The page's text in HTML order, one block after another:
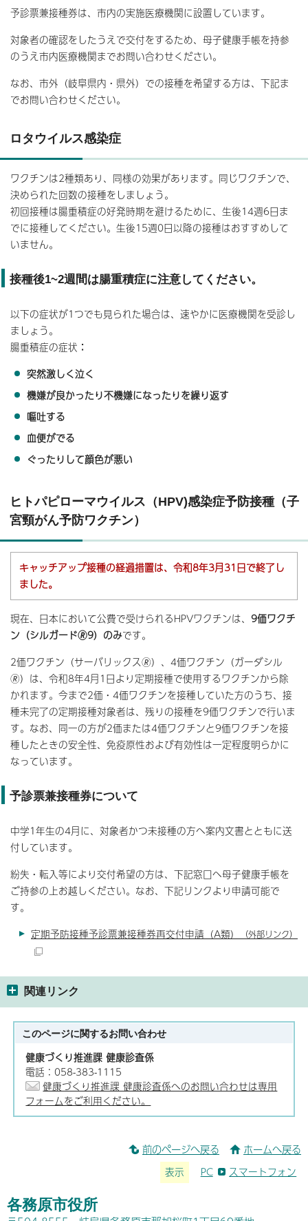
予診票兼接種券は、市内の実施医療機関に設置しています。
対象者の確認をしたうえで交付をするため、母子健康手帳を持参
のうえ市内医療機関までお問い合わせください。
なお、市外（岐阜県内・県外）での接種を希望する方は、下記ま
でお問い合わせください。
ロタウイルス感染症
ワクチンは2種類あり、同様の効果があります。同じワクチンで、
決められた回数の接種をしましょう。
初回接種は腸重積症の好発時期を避けるために、生後14週6日ま
でに接種してください。生後15週0日以降の接種はおすすめして
いません。
接種後1~2週間は腸重積症に注意してください。
以下の症状が1つでも見られた場合は、速やかに医療機関を受診し
ましょう。
腸重積症の症状 ：
突然激しく泣く
機嫌が良かったり不機嫌になったりを繰り返す
嘔吐する
血便がでる
ぐったりして顔色が悪い
ヒトパピローマウイルス（HPV)感染症予防接種（子
宮頸がん予防ワクチン）
キャッチアップ接種の経過措置は、令和8年3月31日で終了し
ました。
現在、日本において公費で受けられるHPVワクチンは、 9価ワクチ
ン（シルガード🄬9）のみです。
2価ワクチン（サーバリックス🄬）、4価ワクチン（ガーダシル
🄬）は、令和8年4月1日より定期接種で使用するワクチンから除
かれます。今まで2価・4価ワクチンを接種していた方のうち、接
種未完了の定期接種対象者は、残りの接種を9価ワクチンで行いま
す。なお、同一の方が2価または4価ワクチンと9価ワクチンを接
種したときの安全性、免疫原性および有効性は一定程度明らかに
なっています。
予診票兼接種券について
中学1年生の4月に、対象者かつ未接種の方へ案内文書とともに送
付しています。
紛失・転入等により交付希望の方は、下記窓口へ母子健康手帳を
ご持参の上お越しください。なお、下記リンクより申請可能で
す。
定期予防接種予診票兼接種券再交付申請（A類）
（外部リンク）
関連リンク
このページに関するお問い合わせ
健康づくり推進課 健康診査係
電話：058-383-1115
健康づくり推進課 健康診査係へのお問い合わせは専用
フォームをご利用ください。
前のページへ戻る ホームへ戻る
表示 PC スマートフォン
各務原市役所